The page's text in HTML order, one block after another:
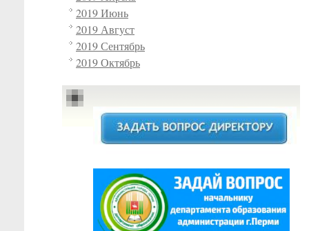
2019 Июнь
2019 Август
2019 Сентябрь
2019 Октябрь